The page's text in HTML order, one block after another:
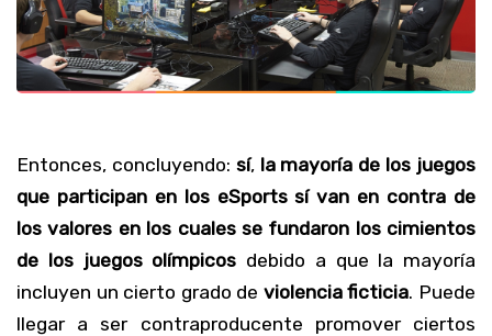
Entonces, concluyendo: sí,la mayoría de los juegos
que participan en los eSports sí van en contra de
los valores en los cuales se fundaron los cimientos
de los juegos olímpicos debido a que la mayoría
incluyen un cierto grado de violencia ficticia. Puede
llegar a ser contraproducente promover ciertos